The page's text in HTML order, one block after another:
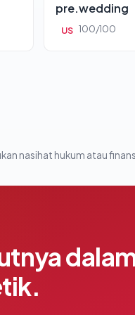
pre.wedding
US 100/100
nasihat hukum atau